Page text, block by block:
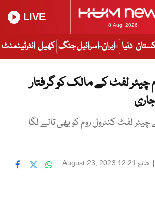
8 Aug, 2026
LIVE
دنیا ایران-اسرائیل جنگ کھیل انٹرٹینمنٹ
چیئر لفٹ کے مالک کو گرفتار
لفٹ کنٹرول روم کو بھی تالے لگا
| شائع August 23, 2023 12:21